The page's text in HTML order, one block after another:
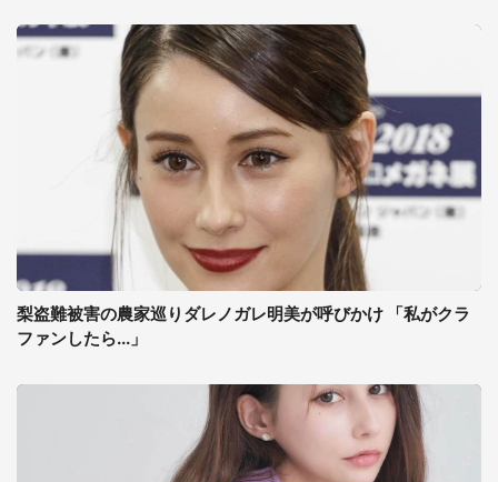
梨盗難被害の農家巡りダレノガレ明美が呼びかけ 「私がクラ
ファンしたら...」